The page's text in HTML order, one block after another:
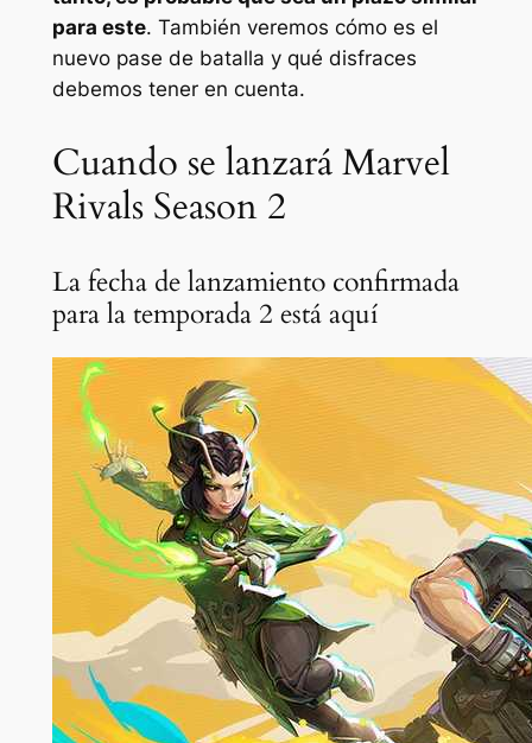
para este. También veremos cómo es el
nuevo pase de batalla y qué disfraces
debemos tener en cuenta.
Cuando se lanzará Marvel
Rivals Season 2
La fecha de lanzamiento confirmada
para la temporada 2 está aquí